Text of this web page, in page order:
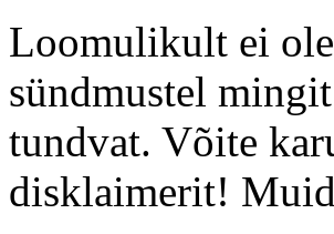
Loomulikult ei ole
sündmustel
tundvat. Võite
disklaimerit!